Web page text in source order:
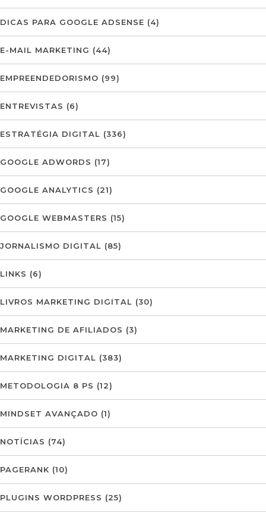
DICAS PARA GOOGLE ADSENSE (4)
E-MAIL MARKETING (44)
EMPREENDEDORISMO (99)
ENTREVISTAS (6)
ESTRATÉGIA DIGITAL (336)
GOOGLE ADWORDS (17)
GOOGLE ANALYTICS (21)
GOOGLE WEBMASTERS (15)
JORNALISMO DIGITAL (85)
LINKS (6)
LIVROS MARKETING DIGITAL (30)
MARKETING DE AFILIADOS (3)
MARKETING DIGITAL (383)
METODOLOGIA 8 PS (12)
MINDSET AVANÇADO (1)
NOTÍCIAS (74)
PAGERANK (10)
PLUGINS WORDPRESS (25)